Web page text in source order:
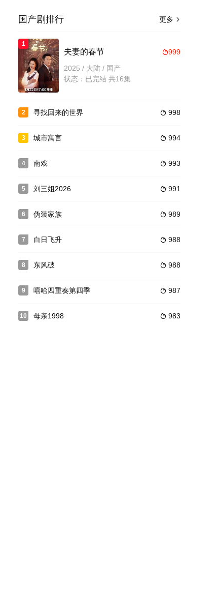
真相并收获成长
舟。刑警组长连海平奉命侦查此案，第一天报道的年
女儿云朵的身份继续探案的推理故事。详情
圆明园，园内十二生肖铜像被夺。1898 年，镇国公为了夺回十二生肖
救会主任翠萍被
一觉醒来竟变成了她做梦都想成为的“公主”，终于摆脱
下，撤了他的职，命他回城待业。南湾乡的干部群众极力挽留他们的
的90后宅男、一个神神经经疑似外星人的古怪男冲吧宅男孩、泼辣老
手艺人张宝田在
求强国之路。他毅然弃政从商，殚精竭虑，创办了中国第
我喜欢你，哲学和生物学意义上的喜欢。”那个夜晚，他脸颊微热，还听
合举办的小型军事演习中，郭子剑因不满演习流于形式，假传指令要求
不清。十年后的她才
故事。通过剧中主人公在成长的道路上，经历复杂的人物
帝后下界寻她，找到失忆的柳青青。二人卷入柳刘两家武学世家纷争
，麦香通过视频向米良宣告：婚不结了。鹿鸣村开了锅，村民大骂麦
更多 
国产剧排行
1
999
夫妻的春节
2025 / 大陆 / 国产
状态：已完结 共16集
2  998
寻找回来的世界
3  994
城市寓言
4  993
南戏
5  991
刘三姐2026
6  989
伪装家族
7  988
白日飞升
8  988
东风破
9  987
嘻哈四重奏第四季
10  983
母亲1998